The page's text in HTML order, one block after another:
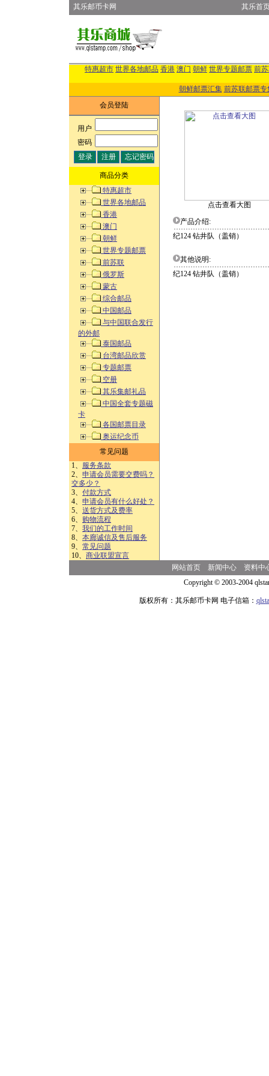
其乐邮币卡网 其乐首
特惠超市 世界各地邮品 香港 澳门 朝鲜 世界专题邮票 前
朝鲜邮票汇集 前苏联邮票专
会员登陆
用户:
密码:
商品分类
特惠超市
世界各地邮品
香港
澳门
朝鲜
世界专题邮票
前苏联
俄罗斯
蒙古
综合邮品
中国邮品
与中国联合发行
的外邮
泰国邮品
台湾邮品欣赏
专题邮票
空册
其乐集邮礼品
中国全套专题磁
卡
各国邮票目录
奥运纪念币
常见问题
1、 服务条款
2、 申请会员需要交费吗？
交多少？
3、 付款方式
4、 申请会员有什么好处？
5、 送货方式及费率
6、 购物流程
7、 我们的工作时间
8、 本廊诚信及售后服务
9、 常见问题
10、 商业联盟宣言
点击查看大图
产品介绍:
纪124 钻井队（盖销）
其他说明:
纪124 钻井队（盖销）
网站首页 新闻中心
资料中
Copyright © 2003-2004
版权所有：其乐邮币卡网 电子信箱：